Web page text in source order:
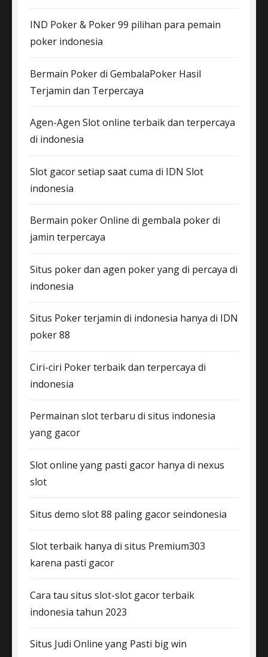
IND Poker & Poker 99 pilihan para pemain
poker indonesia
Bermain Poker di GembalaPoker Hasil
Terjamin dan Terpercaya
Agen-Agen Slot online terbaik dan terpercaya
di indonesia
Slot gacor setiap saat cuma di IDN Slot
indonesia
Bermain poker Online di gembala poker di
jamin terpercaya
Situs poker dan agen poker yang di percaya di
indonesia
Situs Poker terjamin di indonesia hanya di IDN
poker 88
Ciri-ciri Poker terbaik dan terpercaya di
indonesia
Permainan slot terbaru di situs indonesia
yang gacor
Slot online yang pasti gacor hanya di nexus
slot
Situs demo slot 88 paling gacor seindonesia
Slot terbaik hanya di situs Premium303
karena pasti gacor
Cara tau situs slot-slot gacor terbaik
indonesia tahun 2023
Situs Judi Online yang Pasti big win